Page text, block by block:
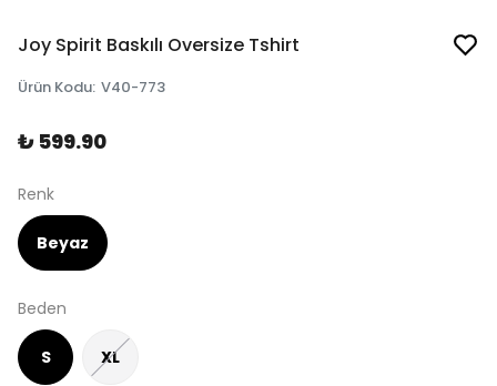
Joy Spirit Baskılı Oversize Tshirt
Ürün Kodu: V40-773
₺ 599.90
Renk
Beyaz
Beden
S XL